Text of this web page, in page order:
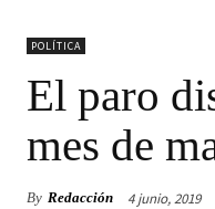
POLÍTICA
El paro
mes de
By Redacción 4 junio, 2019